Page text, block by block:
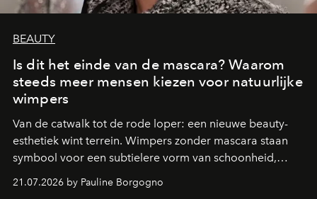
BEAUTY
Is dit het einde van de mascara? Waarom
steeds meer mensen kiezen voor natuurlijke
wimpers
Van de catwalk tot de rode loper: een nieuwe beauty-
esthetiek wint terrein. Wimpers zonder mascara staan
symbool voor een subtielere vorm van schoonheid,
waarin zelfvertrouwen belangrijker is dan een overvloed
aan make-up.
21.07.2026 by Pauline Borgogno